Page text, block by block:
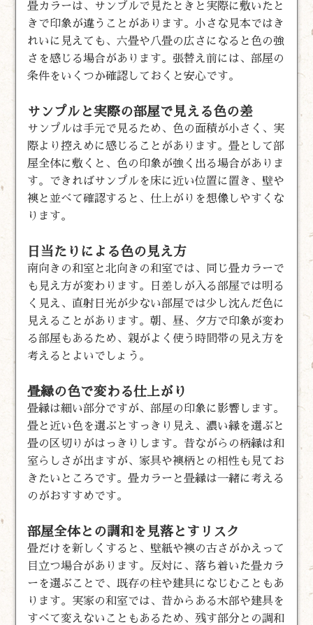
畳カラーは、サンプルで見たときと実際に敷いたと
きで印象が違うことがあります。小さな見本ではき
れいに見えても、六畳や八畳の広さになると色の強
さを感じる場合があります。張替え前には、部屋の
条件をいくつか確認しておくと安心です。
サンプルと実際の部屋で見える色の差
サンプルは手元で見るため、色の面積が小さく、実
際より控えめに感じることがあります。畳として部
屋全体に敷くと、色の印象が強く出る場合がありま
す。できればサンプルを床に近い位置に置き、壁や
襖と並べて確認すると、仕上がりを想像しやすくな
ります。
日当たりによる色の見え方
南向きの和室と北向きの和室では、同じ畳カラーで
も見え方が変わります。日差しが入る部屋では明る
く見え、直射日光が少ない部屋では少し沈んだ色に
見えることがあります。朝、昼、夕方で印象が変わ
る部屋もあるため、親がよく使う時間帯の見え方を
考えるとよいでしょう。
畳縁の色で変わる仕上がり
畳縁は細い部分ですが、部屋の印象に影響します。
畳と近い色を選ぶとすっきり見え、濃い縁を選ぶと
畳の区切りがはっきりします。昔ながらの柄縁は和
室らしさが出ますが、家具や襖柄との相性も見てお
きたいところです。畳カラーと畳縁は一緒に考える
のがおすすめです。
部屋全体との調和を見落とすリスク
畳だけを新しくすると、壁紙や襖の古さがかえって
目立つ場合があります。反対に、落ち着いた畳カラ
ーを選ぶことで、既存の柱や建具になじむこともあ
ります。実家の和室では、昔からある木部や建具を
すべて変えないこともあるため、残す部分との調和